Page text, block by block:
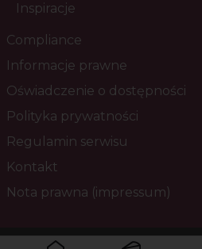
Inspiracje
Compliance
Informacje prawne
Oświadczenie o dostępności
Polityka prywatności
Regulamin serwisu
Kontakt
Nota prawna (impressum)